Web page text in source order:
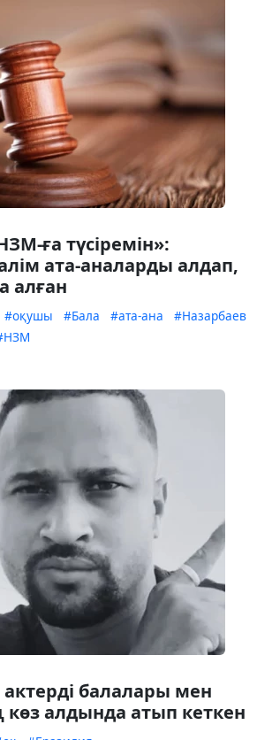
ға түсіремін»:
ата-аналарды алдап,
алған
#оқушы #Бала #ата-ана
#Назарбаев
балалары мен
алдында атып кеткен